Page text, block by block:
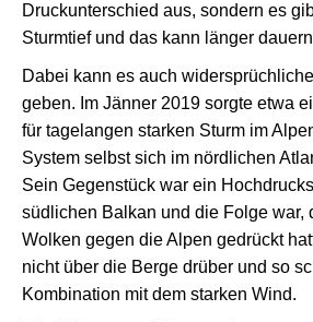
Druckunterschied aus, sondern es
Sturmtief und das kann länger
Dabei kann es auch
geben. Im Jänner 2019 sorgte etwa
für tagelangen starken Sturm im
System selbst sich im nördlichen
Sein Gegenstück war ein
südlichen Balkan und die Folge war,
Wolken gegen die Alpen gedrückt
nicht über die Berge drüber und so
Kombination mit dem starken Wind.